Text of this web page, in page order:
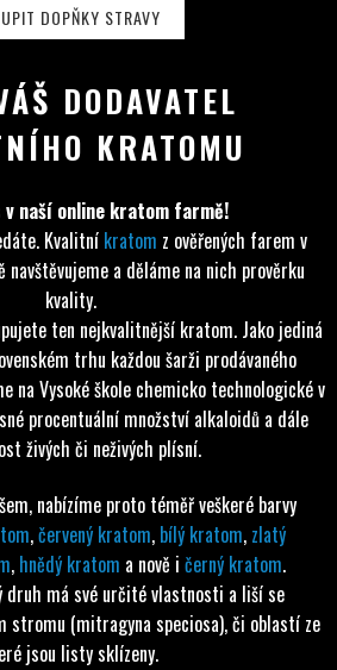
DOPŇKY STRAVY
DODAVATEL
KRATOMU
v naší online kratom farmě!
Kvalitní kratom z ověřených farem v
a děláme na nich prověrku
kvality.
ten nejkvalitnější kratom. Jako jediná
trhu každou šarži prodávaného
na Vysoké škole chemicko technologické v
procentuální množství alkaloidů a dále
živých či neživých plísní.
nabízíme proto téměř veškeré barvy
,červený kratom, bílý kratom, zlatý
, hnědý kratom a nově i černý kratom.
druh má své určité vlastnosti a liší se
stromu (mitragyna speciosa), či oblastí ze
jsou listy sklízeny.